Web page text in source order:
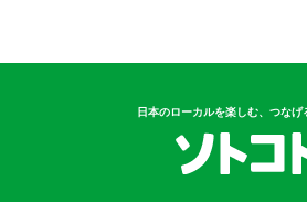
日本のローカルを楽しむ、つなげ